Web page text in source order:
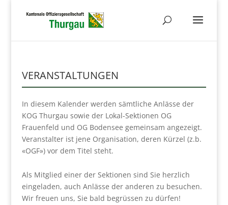
VERANSTALTUNGEN
In diesem Kalender werden sämtliche Anlässe der
KOG Thurgau sowie der Lokal-Sektionen OG
Frauenfeld und OG Bodensee gemeinsam angezeigt.
Veranstalter ist jene Organisation, deren Kürzel (z.b.
«OGF») vor dem Titel steht.
Als Mitglied einer der Sektionen sind Sie herzlich
eingeladen, auch Anlässe der anderen zu besuchen.
Wir freuen uns, Sie bald begrüssen zu dürfen!